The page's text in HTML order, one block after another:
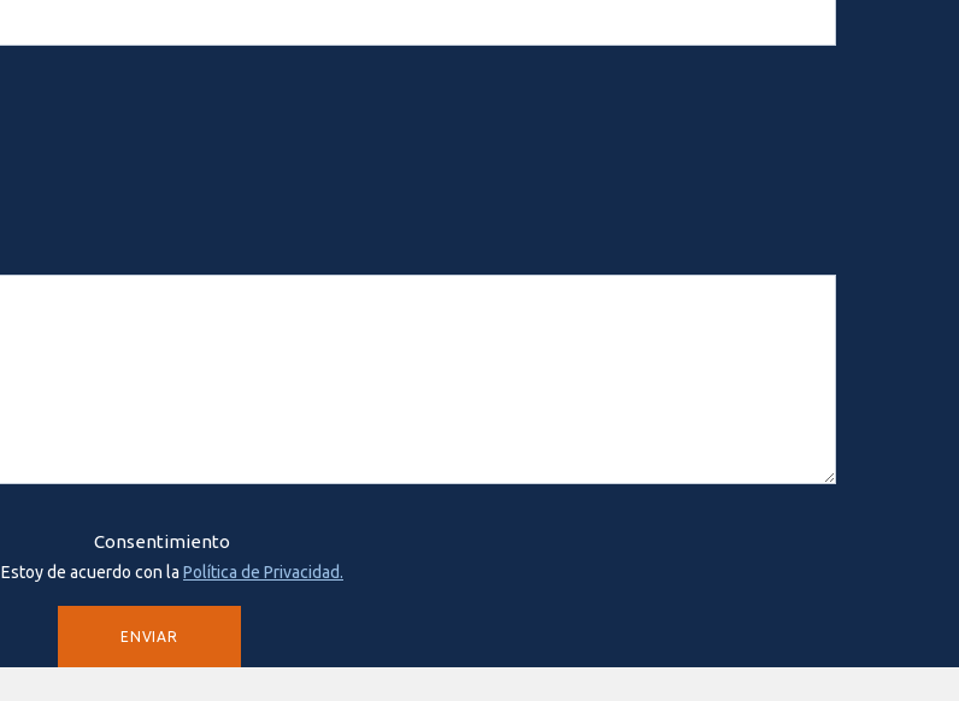
Consentimiento
Estoy de acuerdo con la Política de Privacidad.